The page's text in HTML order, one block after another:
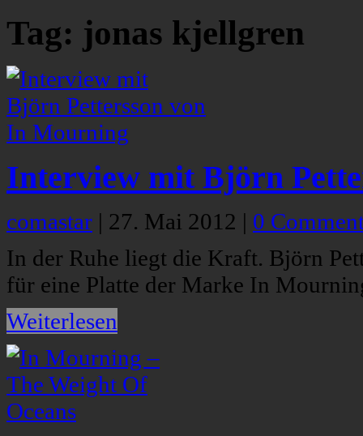
Tag: jonas kjellgren
Interview mit Björn
comastar | 27. Mai 2012 | 0
In der Ruhe liegt die Kraft. Björn
für eine Platte der Marke In
Weiterlesen